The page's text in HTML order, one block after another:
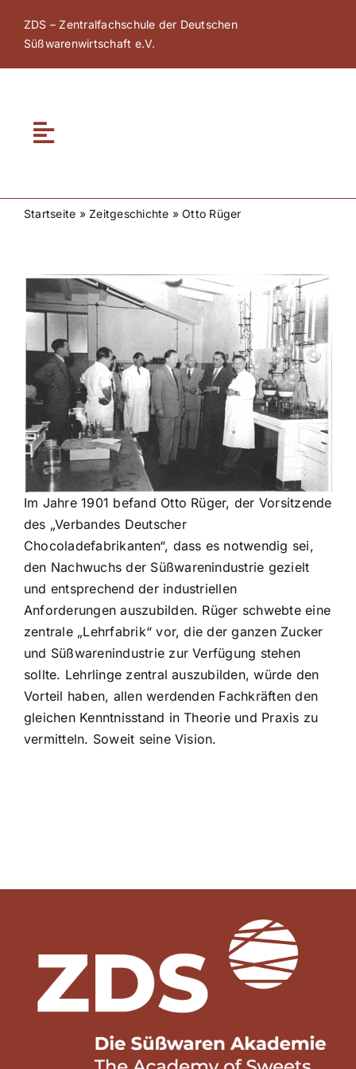
Inhalt
springen
ZDS – Zentralfachschule der Deutschen
Süßwarenwirtschaft e.V.
Toggle
ZDS Akademie
ZDS Netzwerk
ZDS Schule
Downloads
Aktuelles
Kontakt
Startseite »Zeitgeschichte »Otto Rüger
Zeige
grösseres
Bild
Im Jahre 1901 befand Otto Rüger, der Vorsitzende
des „Verbandes Deutscher
Chocoladefabrikanten“, dass es notwendig sei,
den Nachwuchs der Süßwarenindustrie gezielt
und entsprechend der industriellen
Anforderungen auszubilden. Rüger schwebte eine
zentrale „Lehrfabrik“ vor, die der ganzen Zucker
und Süßwarenindustrie zur Verfügung stehen
sollte. Lehrlinge zentral auszubilden, würde den
Vorteil haben, allen werdenden Fachkräften den
gleichen Kenntnisstand in Theorie und Praxis zu
vermitteln. Soweit seine Vision.